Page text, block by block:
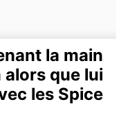
la main
que lui
les Spice